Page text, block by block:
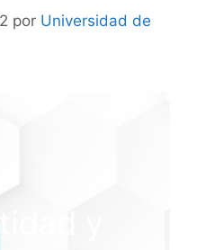
por Universidad de
y